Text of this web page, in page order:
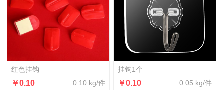
红色挂钩
￥0.10 0.10 kg/件
挂钩1个
￥0.10 0.05 kg/件